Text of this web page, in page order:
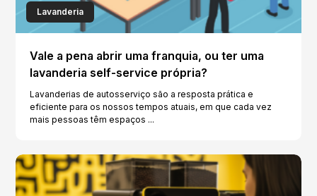
Lavanderia
Vale a pena abrir uma franquia, ou ter uma
lavanderia self-service própria?
Lavanderias de autosserviço são a resposta prática e
eficiente para os nossos tempos atuais, em que cada vez
mais pessoas têm espaços ...